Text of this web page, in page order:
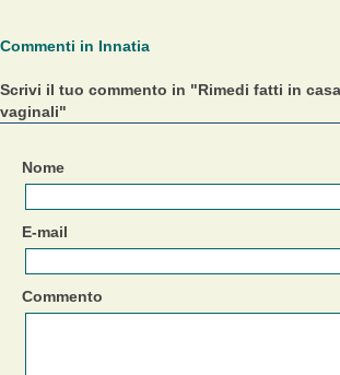
Commenti in Innatia
Scrivi il tuo commento in "Rimedi fatti in
vaginali"
Nome
E-mail
Commento